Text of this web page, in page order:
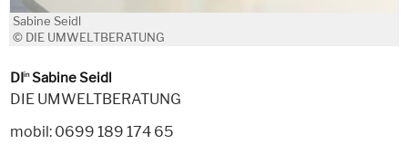
Sabine Seidl
© DIE UMWELTBERATUNG
DIinSabine Seidl
DIE UMWELTBERATUNG
mobil: 0699 189 174 65